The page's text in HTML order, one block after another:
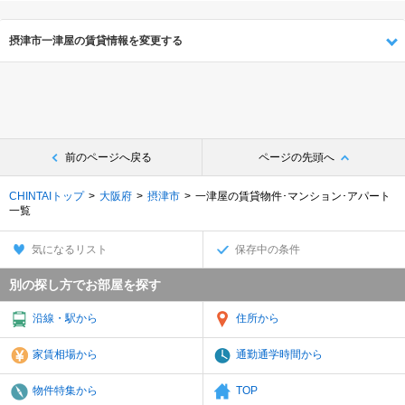
摂津市一津屋の賃貸情報を変更する
前のページへ戻る ページの先頭へ
CHINTAIトップ 大阪府 摂津市
一津屋の賃貸物件･マンション･アパート
一覧
気になるリスト 保存中の条件
別の探し方でお部屋を探す
沿線・駅から 住所から
家賃相場から 通勤通学時間から
物件特集から TOP